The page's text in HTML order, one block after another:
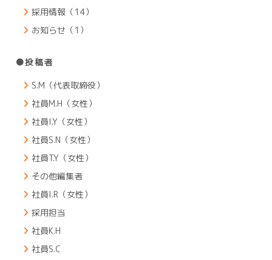
採用情報（14）
お知らせ（1）
●投稿者
S.M（代表取締役）
社員M.H（女性）
社員I.Y（女性）
社員S.N（女性）
社員T.Y（女性）
その他編集者
社員I.R（女性）
採用担当
社員K.H
社員S.C